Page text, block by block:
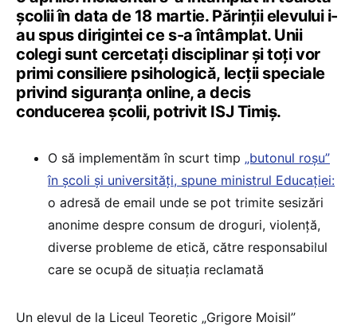
școlii în data de 18 martie. Părinții elevului i-
au spus dirigintei ce s-a întâmplat. Unii
colegi sunt cercetați disciplinar și toți vor
primi consiliere psihologică, lecții speciale
privind siguranța online, a decis
conducerea școlii, potrivit ISJ Timiș.
O să implementăm în scurt timp „butonul roșu”
în școli și universități, spune ministrul Educației:
o adresă de email unde se pot trimite sesizări
anonime despre consum de droguri, violență,
diverse probleme de etică, către responsabilul
care se ocupă de situația reclamată
Un elevul de la Liceul Teoretic „Grigore Moisil”